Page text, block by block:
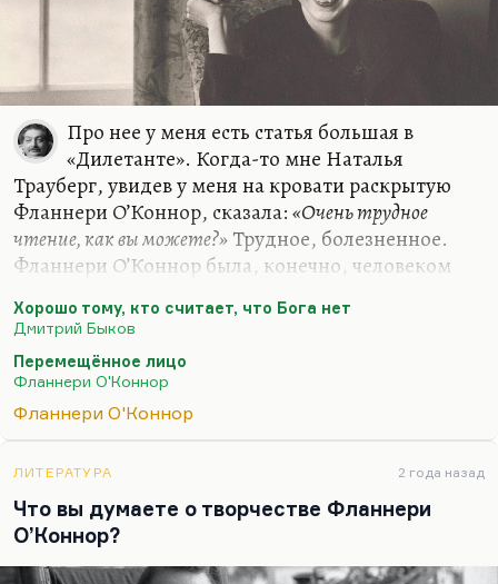
Про нее у меня есть статья большая в
«Дилетанте». Когда-то мне Наталья
Трауберг, увидев у меня на кровати раскрытую
Фланнери О’Коннор, сказала:«Очень трудное
чтение, как вы можете?»Трудное, болезненное.
Фланнери О’Коннор была, конечно, человеком
Она свой католицизм, свою веру переживала так
трагически, так мучительно… Это к вопросу о
нашей давней дискуссии, нашей статье с
Иваницкой о проблеме ценностей.
что наличие ценностей, стройного
мировоззрения и стойких убеждений приводит
человека к душевной гармонии и – я бы сказал
даже – к успокоенности. Это не так. Чем
стройнее ваше…
Хорошо тому, кто считает, что Бога нет
Дмитрий Быков
Перемещённое лицо
Фланнери О'Коннор
Фланнери О'Коннор
ЛИТЕРАТУРА 2 года назад
Что вы думаете о творчестве Фланнери
О’Коннор?